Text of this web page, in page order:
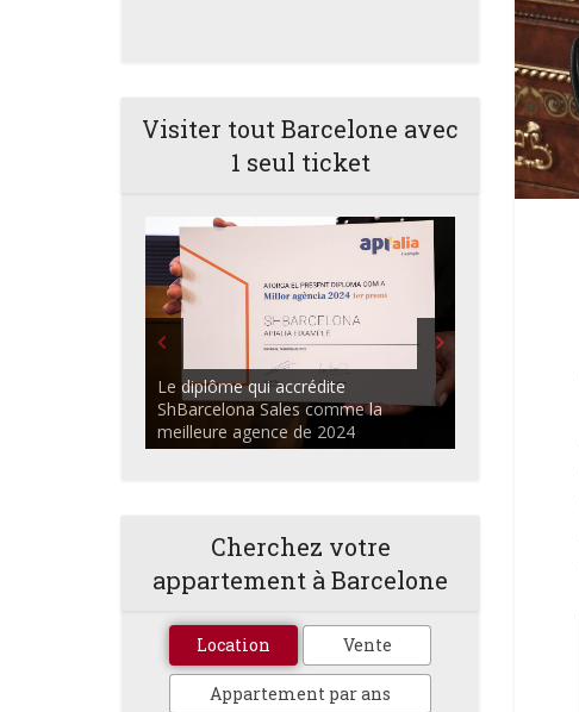
Visiter tout Barcelone avec
1 seul ticket
ShBarcelona Agents commerciaux
discutant dans l'auditorium du
Centre Apialia
Cherchez votre
appartement à Barcelone
Location Vente
Appartement par ans